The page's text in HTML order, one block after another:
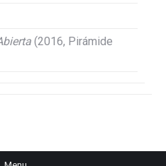
(2016, Pirámide